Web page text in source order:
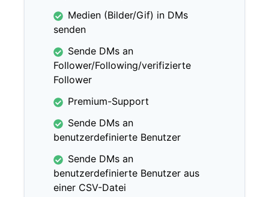
Medien (Bilder/Gif) in DMs
senden
Sende DMs an
Follower/Following/verifizierte
Follower
Premium-Support
Sende DMs an
benutzerdefinierte Benutzer
Sende DMs an
benutzerdefinierte Benutzer aus
einer CSV-Datei